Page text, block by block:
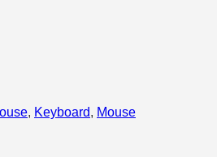
, Keyboard, Mouse